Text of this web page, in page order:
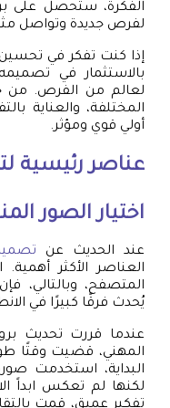
الفكرة، ستحصل على
لفرص جديدة وتواصل
إذا كنت تفكر في
بالاستثمار في
لعالم من الفرص. من
المختلفة، والعناية
أولي قوي ومؤثر.
عناصر رئيسية
اختيار الصور
عند الحديث عن
العناصر الأكثر
المتصفح، وبالتالي،
يُحدث فرقًا كبيرًا في
عندما قررت تحديث
المهني، قضيت وقتًا
البداية، استخدمت
لكنها لم تعكس ابداً